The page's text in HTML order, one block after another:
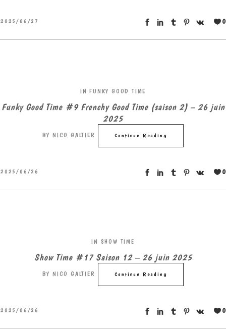
2025/06/27 0
IN FUNKY GOOD TIME
Funky Good Time #9 Frenchy Good Time (saison 2) – 26 juin
2025
BY NICO GALTIER Continue Reading
2025/06/26 0
IN SHOW TIME
Show Time #17 Saison 12 – 26 juin 2025
BY NICO GALTIER Continue Reading
2025/06/26 0